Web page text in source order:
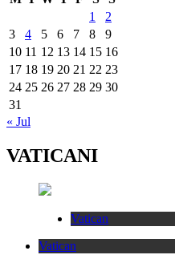
1
2
3
4 5 6 7 8
9
10 11 12 13 14 15 16
17 18 19 20 21 22 23
24 25 26 27 28 29 30
31
« Jul
VATICANI
Vatican
Vatican